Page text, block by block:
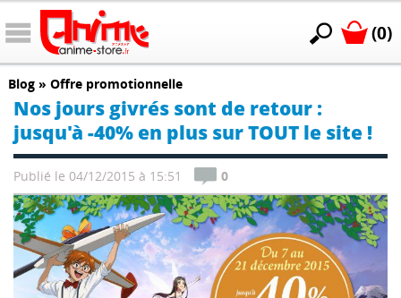
(0)
Blog » Offre promotionnelle
Nos jours givrés sont de retour :
jusqu'à -40% en plus sur TOUT le site !
Publié le 04/12/2015 à 15:51 0